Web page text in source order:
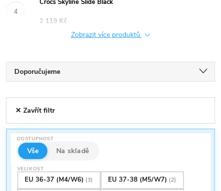
Crocs Skyline Slide Black
2 119 Kč
Zobrazit více produktů
Ř
a
z
Doporučujeme
Nejdražší
Nejprodávanější
Abecedně
V
ý
✕ Zavřít filtr
DOSTUPNOST
Vše Na skladě
VELIKOST
EU 36-37 (M4/W6) (3) EU 37-38 (M5/W7) (2)